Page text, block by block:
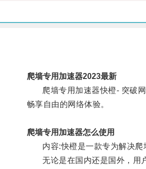
爬墙专用加速器2023最新
爬墙专用加速器快橙- 突破网
畅享自由的网络体验。
爬墙专用加速器怎么使用
内容:快橙是一款专为解决爬
无论是在国内还是国外，用户